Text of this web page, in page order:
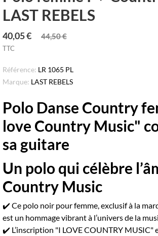
LAST REBELS
40,05 € 44,50 €
TTC
Référence: LR 1065 PL
Marque: LAST REBELS
Polo Danse Country
love Country Music"
sa guitare
Un polo qui célèbre
Country Music
✔️ Ce polo noir pour femme, exclusif à la
est un hommage vibrant à l’univers de la
✔️ L’inscription "I LOVE COUNTRY MUSIC"